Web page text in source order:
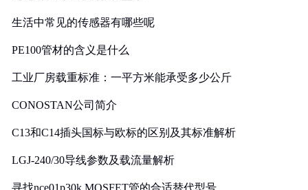
生活中常见的传感器有哪些呢
PE100管材的含义是什么
工业厂房载重标准：一平方米能承受多少公斤
CONOSTAN公司简介
C13和C14插头国标与欧标的区别及其标准解析
LGJ-240/30导线参数及载流量解析
寻找nce01p30k MOSFET管的合适替代型号